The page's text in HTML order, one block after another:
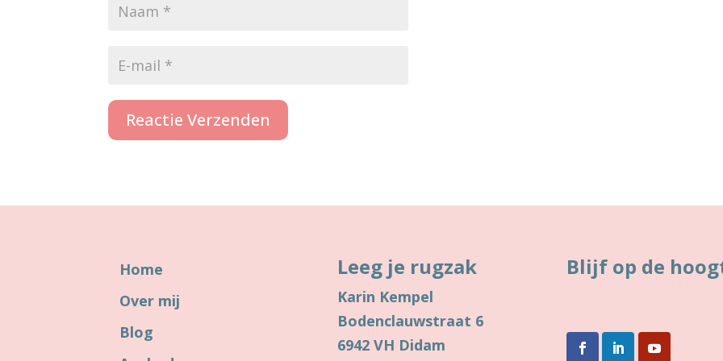
Reactie Verzenden
Home
Over mij
Blog
Leeg je rugzak
Karin Kempel
Bodenclauwstraat 6
6942 VH Didam
Blijf op de